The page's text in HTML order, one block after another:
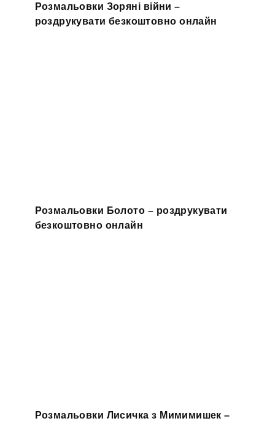
Розмальовки Зоряні війни –
роздрукувати безкоштовно онлайн
Розмальовки Болото – роздрукувати
безкоштовно онлайн
Розмальовки Лисичка з Мимимишек –